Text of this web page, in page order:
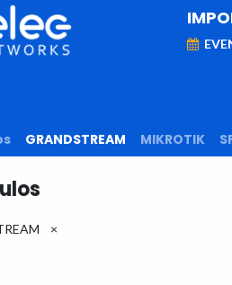
GRANDSTREAM MIKROTIK
×